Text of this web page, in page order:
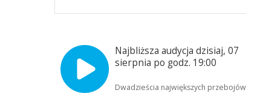
Najbliższa audycja dzisiaj, 07
sierpnia po godz. 19:00
Dwadzieścia największych przebojów